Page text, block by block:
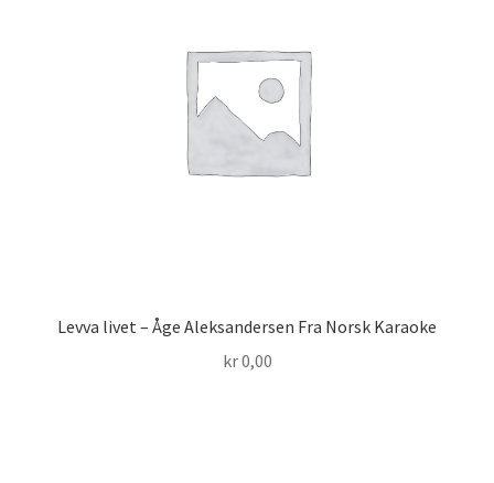
Levva livet – Åge Aleksandersen Fra Norsk Karaoke
kr0,00